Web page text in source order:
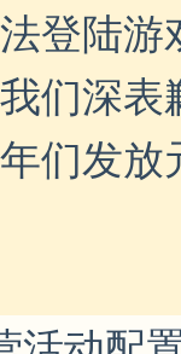
登陆
们深
们发